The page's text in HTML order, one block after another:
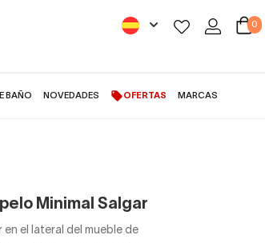
0
BAÑO NOVEDADES OFERTAS MARCAS
Minimal Salgar
el lateral del mueble de